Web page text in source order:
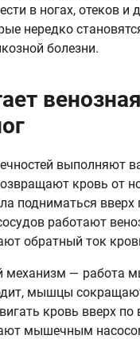
в ногах, отеков и
нередко
болезни.
венозная
выполняют
кровь от
подниматься вверх
работают
обратный ток
механизм — работа
мышцы
кровь вверх по
мышечным